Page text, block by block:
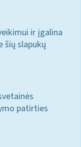
ir įgalina
šių slapukų
patirties